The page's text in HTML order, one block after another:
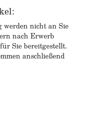
werden nicht an Sie
nach Erwerb
Sie bereitgestellt.
anschließend